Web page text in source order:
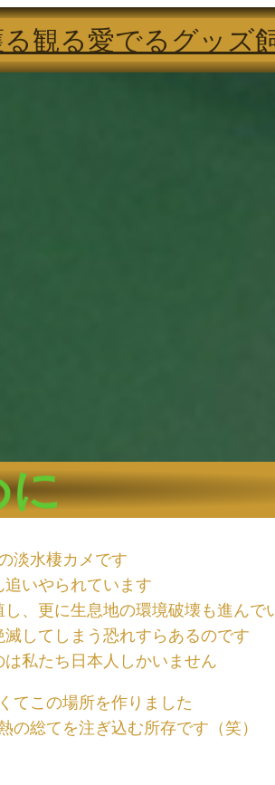
観る愛でる グッズ
に
淡水棲カメです
いやられています
、更に生息地の環境破壊も進んで
してしまう恐れすらあるのです
私たち日本人しかいません
てこの場所を作りました
総てを注ぎ込む所存です（笑）